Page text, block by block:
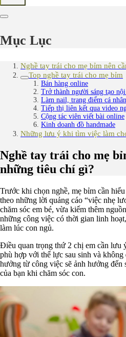
Mục Lục
Nghề tay trái cho mẹ bỉm nên
Top nghề tay trái cho mẹ bỉm
Bán hàng online
Trở thành người sáng tạo
Làm nail, trang điểm cá
Tiếp thị liên kết qua video
Cộng tác viên viết bài online
Kinh doanh đồ handmade
Những lưu ý khi tìm việc làm
Nghề tay trái cho mẹ
những tiêu chí gì?
Trước khi chọn nghề, mẹ bỉm cần
theo những lời quảng cáo “việc nhẹ
chăm sóc em bé, vừa kiếm thêm
những công việc có thời gian linh
làm lúc con ngủ.
Điều quan trọng thứ 2 chị em cần lưu
phù hợp với thể lực sau sinh và
hưởng từ công việc sẽ ảnh hưởng đến
của bạn khi chăm sóc con.